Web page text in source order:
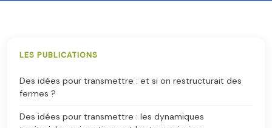
LES PUBLICATIONS
Des idées pour transmettre : et si on restructurait des
fermes ?
Des idées pour transmettre : les dynamiques